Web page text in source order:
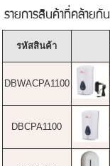
รายการสินค้าที่คล้ายกัน
รหัสสินค้า
DBWACPA1100
DBCPA1100